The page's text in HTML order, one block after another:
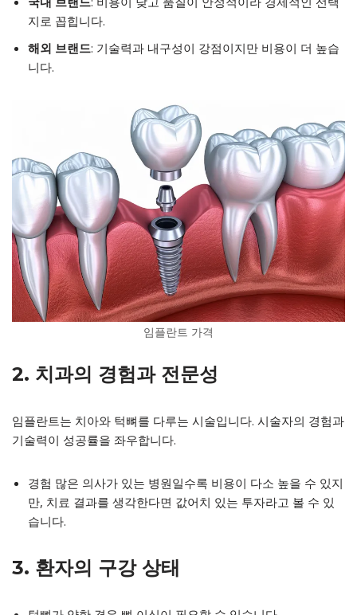
지로 꼽힙니다.
해외 브랜드: 기술력과 내구성이 강점이지만 비용이 더 높습
니다.
임플란트 가격
2. 치과의 경험과 전문성
임플란트는 치아와 턱뼈를 다루는 시술입니다. 시술자의 경험과
기술력이 성공률을 좌우합니다.
경험 많은 의사가 있는 병원일수록 비용이 다소 높을 수 있지
만, 치료 결과를 생각한다면 값어치 있는 투자라고 볼 수 있
습니다.
3. 환자의 구강 상태